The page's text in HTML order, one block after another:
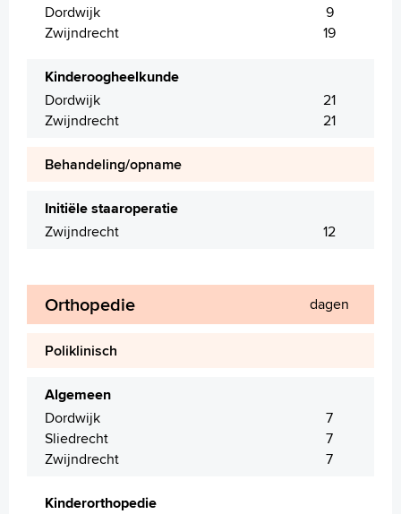
Dordwijk
9
Zwijndrecht
19
Kinderoogheelkunde
Dordwijk
21
Zwijndrecht
21
Behandeling/opname
Initiële staaroperatie
Zwijndrecht
12
Orthopedie dagen
Poliklinisch
Algemeen
Dordwijk
7
Sliedrecht
7
Zwijndrecht
7
Kinderorthopedie